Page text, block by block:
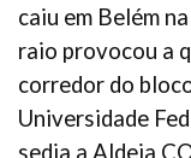
caiu em Belém
raio provocou a
corredor do
Universidade
sedia a Aldeia